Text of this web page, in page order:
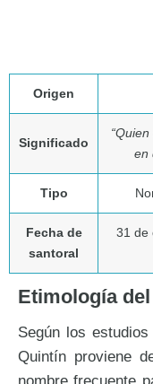
Origen
Significado
en
Tipo
Fecha de
santoral
31 de
Etimología
Según los
Quintín proviene